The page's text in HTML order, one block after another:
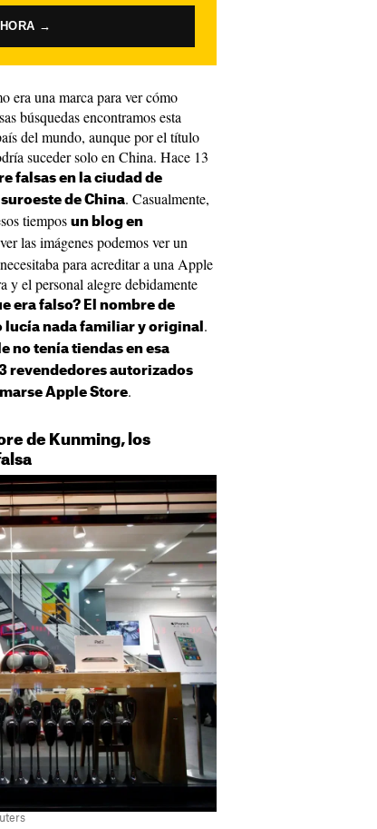
→
era una marca para ver cómo
búsquedas encontramos esta
del mundo, aunque por el título
suceder solo en China. Hace 13
falsas en la ciudad de
de China. Casualmente,
tiempos un blog en
las imágenes podemos ver un
para acreditar a una Apple
y el personal alegre debidamente
era falso? El nombre de
nada familiar y original .
no tenía tiendas en esa
revendedores autorizados
Apple Store.
de Kunming, los